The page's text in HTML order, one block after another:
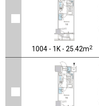
1004 - 1K - 25.42m2